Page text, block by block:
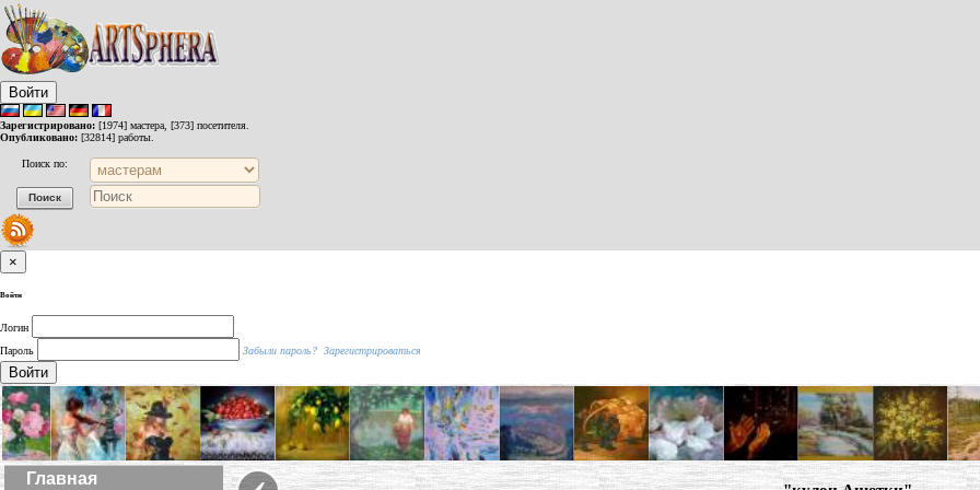
Войти
Зарегистрировано: [1974] мастера, [373] посетителя.
Опубликовано: [32814] работы.
Поиск по:
×
Войти
Логин
Пароль
Забыли пароль? Зарегистрироваться
Войти
Главная